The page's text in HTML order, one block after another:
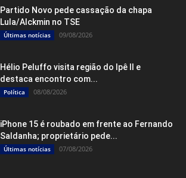
Partido Novo pede cassação da chapa
Lula/Alckmin no TSE
Últimas notícias 09/08/2026
Hélio Peluffo visita região do Ipê II e
destaca encontro com...
Política 08/08/2026
iPhone 15 é roubado em frente ao Fernando
Saldanha; proprietário pede...
Últimas notícias 07/08/2026